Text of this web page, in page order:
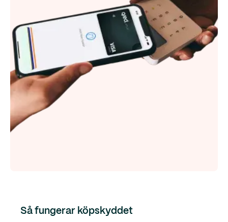
Så fungerar köpskyddet